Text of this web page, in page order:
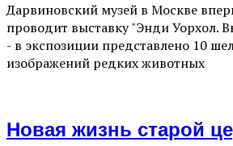
Дарвиновский музей в Москве
проводит выставку "Энди
- в экспозиции представлено 10
изображений редких животных
Новая жизнь старой